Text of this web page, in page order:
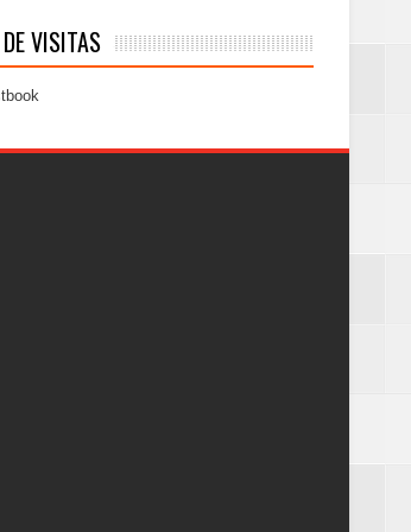
VISITAS